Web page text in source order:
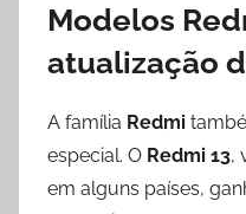
Modelos
atualização
A família Redmi
especial. O Redmi 13,
em alguns países,